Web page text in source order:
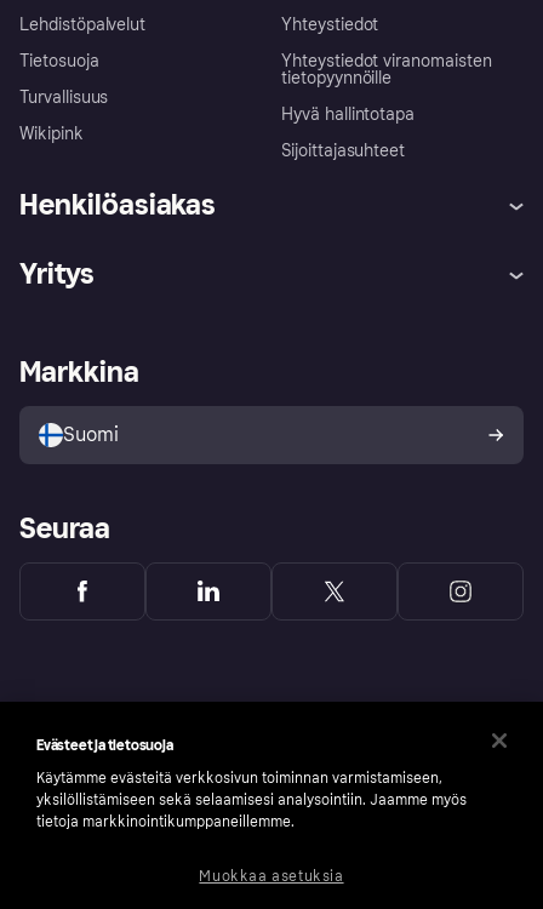
Lehdistöpalvelut
Tietosuoja
Turvallisuus
Wikipink
Yhteystiedot
Yhteystiedot viranomaisten
tietopyynnöille
Hyvä hallintotapa
Sijoittajasuhteet
Henkilöasiakas
Kirjaudu sisään
Tutustu kauppoihin
Ostajan turva
Yritys
Kirjaudu sisään yrityksenä
Markkina
Suomi
Seuraa
Evästeet ja tietosuoja
Käytämme evästeitä verkkosivun toiminnan varmistamiseen,
yksilöllistämiseen sekä selaamisesi analysointiin. Jaamme myös
tietoja markkinointikumppaneillemme.
Muokkaa asetuksia